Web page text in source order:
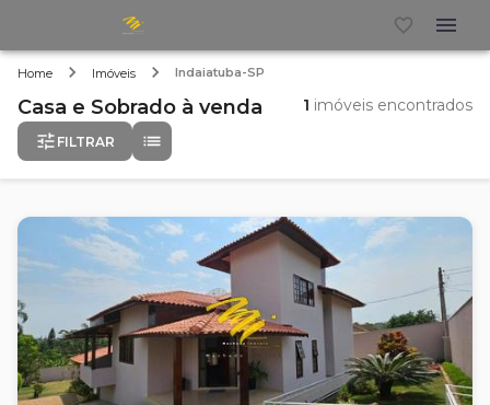
Home Imóveis Indaiatuba-SP
Casa e Sobrado à venda 1 imóveis encontrados
FILTRAR